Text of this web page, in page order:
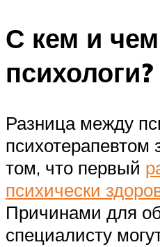
С кем и
психологи?
Разница между
психотерапевтом
том, что первый
психически
Причинами для
специалисту